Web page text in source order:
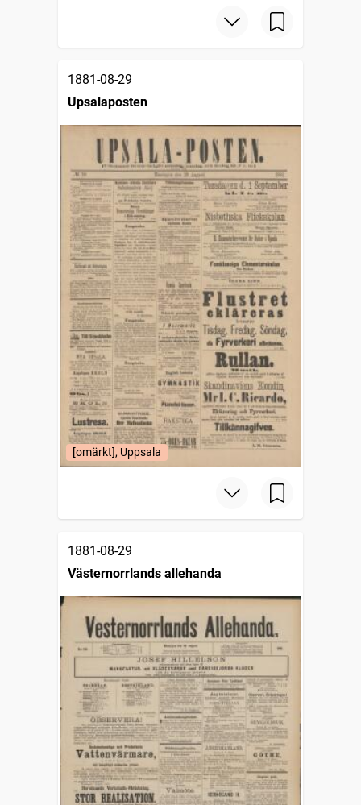
1881-08-29
Upsalaposten
[omärkt], Uppsala
1881-08-29
Västernorrlands allehanda